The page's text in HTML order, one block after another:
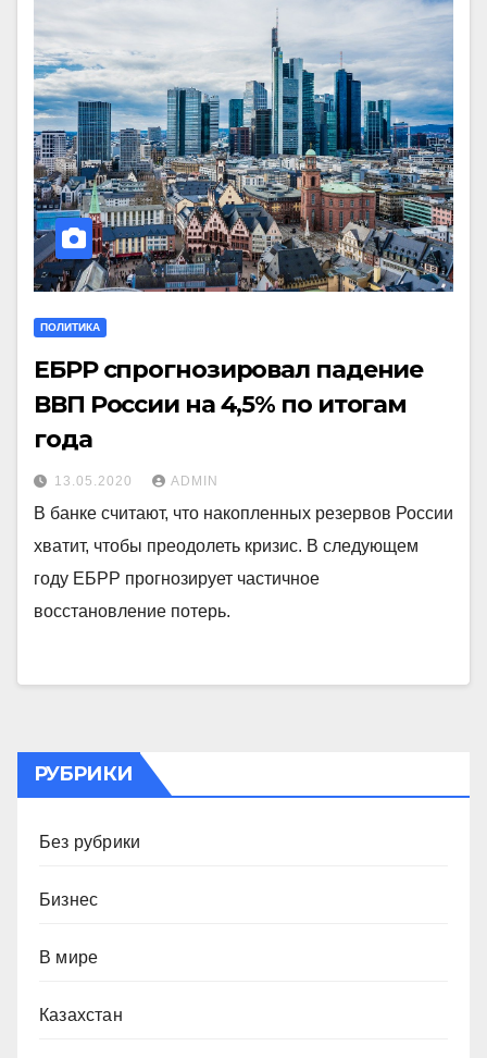
ПОЛИТИКА
ЕБРР спрогнозировал падение
ВВП России на 4,5% по итогам
года
13.05.2020 ADMIN
В банке считают, что накопленных резервов России
хватит, чтобы преодолеть кризис. В следующем
году ЕБРР прогнозирует частичное
восстановление потерь.
РУБРИКИ
Без рубрики
Бизнес
В мире
Казахстан